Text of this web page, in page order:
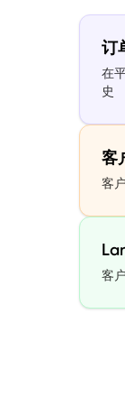
订
在
史
客
客
客